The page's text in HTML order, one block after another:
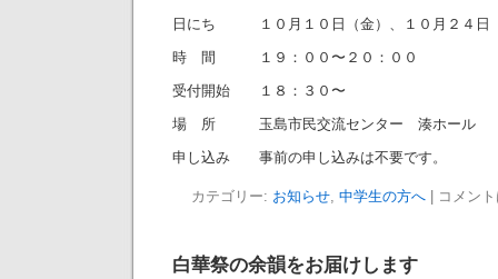
日にち １０月１０日（金）、１０月２４日
時 間 １９：００〜２０：００
受付開始 １８：３０〜
場 所 玉島市民交流センター 湊ホール
申し込み 事前の申し込みは不要です。
カテゴリー: お知らせ, 中学生の方へ| コメン
白華祭の余韻をお届けします